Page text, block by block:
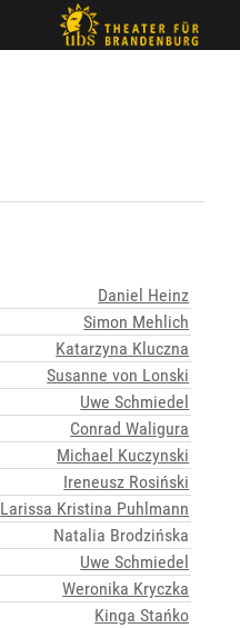
Daniel Heinz
Simon Mehlich
Katarzyna Kluczna
Susanne von Lonski
Uwe Schmiedel
Conrad Waligura
Michael Kuczynski
Ireneusz Rosiński
Larissa Kristina Puhlmann
Natalia Brodzińska
Uwe Schmiedel
Weronika Kryczka
Kinga Stańko